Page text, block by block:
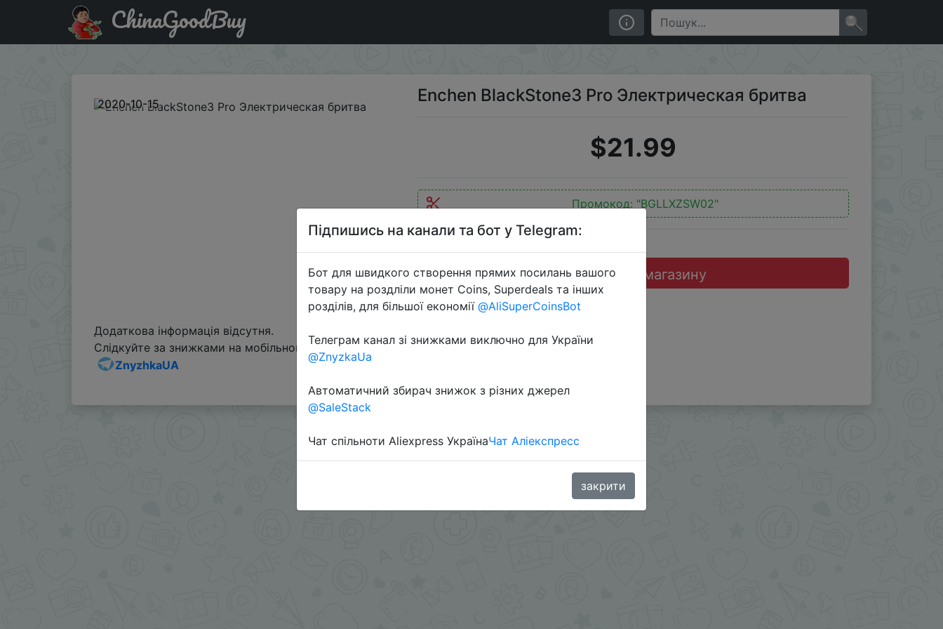
Придбати по знижці BGLLXZSW02 Enchen BlackStone3 Pro Электрическая бритва
ChinaGoodBuy
2020-10-15 Enchen BlackStone3 Pro Электрическая бритва
$21.99
Промокод: "BGLLXZSW02"
Перейти до магазину
Додаткова інформація відсутня.
Слідкуйте за знижками на мобільному, в телеграм каналі:
ZnyzhkaUA
Підпишись на канали та бот у Telegram:
Бот для швидкого створення прямих посилань вашого
товару на роздліли монет Coins, Superdeals та інших
розділів, для більшої економії @AliSuperCoinsBot
Телеграм канал зі знижками виключно для України
@ZnyzkaUa
Автоматичний збирач знижок з різних джерел
@SaleStack
Чат спільноти Aliexpress УкраїнаЧат Аліекспресс
закрити